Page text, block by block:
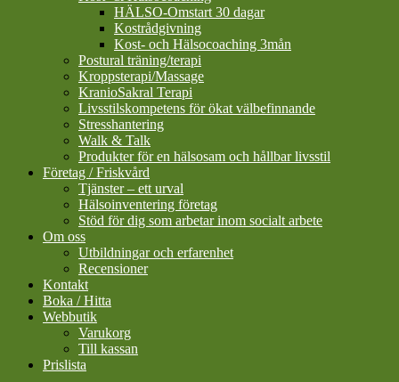
HÄLSO-Omstart 30 dagar
Kostrådgivning
Kost- och Hälsocoaching 3mån
Postural träning/terapi
Kroppsterapi/Massage
KranioSakral Terapi
Livsstilskompetens för ökat välbefinnande
Stresshantering
Walk & Talk
Produkter för en hälsosam och hållbar livsstil
Företag / Friskvård
Tjänster – ett urval
Hälsoinventering företag
Stöd för dig som arbetar inom socialt arbete
Om oss
Utbildningar och erfarenhet
Recensioner
Kontakt
Boka / Hitta
Webbutik
Varukorg
Till kassan
Prislista